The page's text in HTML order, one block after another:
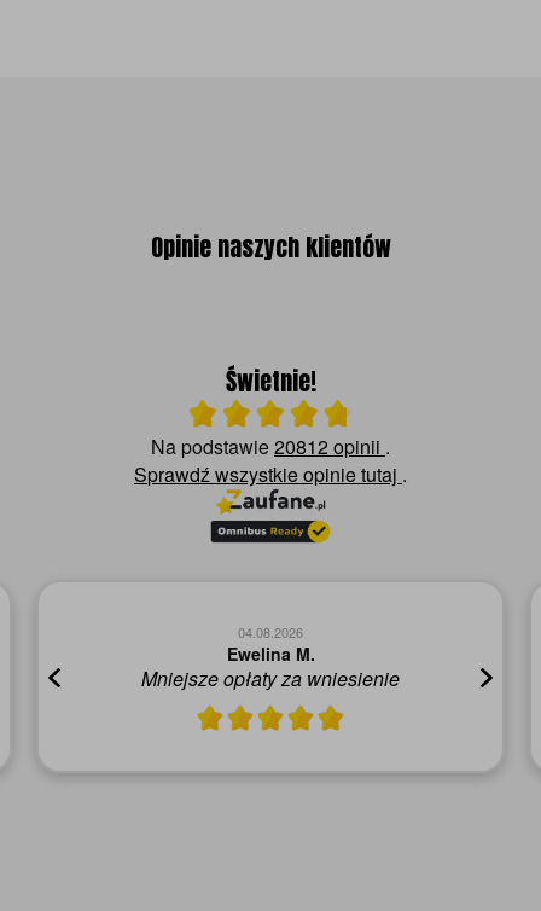
Opinie naszych klientów
Świetnie!
Ocena średnia 4.8 na 5
Na podstawie20812 opinii .
Sprawdź wszystkie opinietutaj .
04.08.2026
Mniejsze opłaty za wniesienie
Ewelina M.